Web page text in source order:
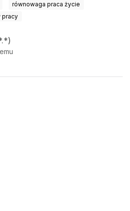
równowaga praca życie
pracy